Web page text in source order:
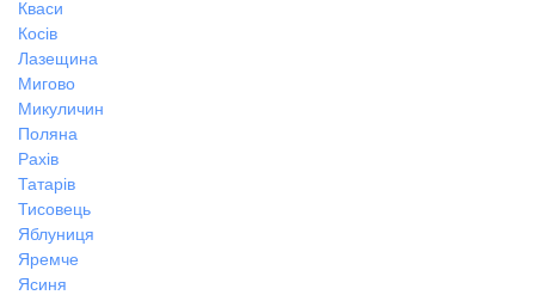
Кваси
Косів
Лазещина
Мигово
Микуличин
Поляна
Рахів
Татарів
Тисовець
Яблуниця
Яремче
Ясиня